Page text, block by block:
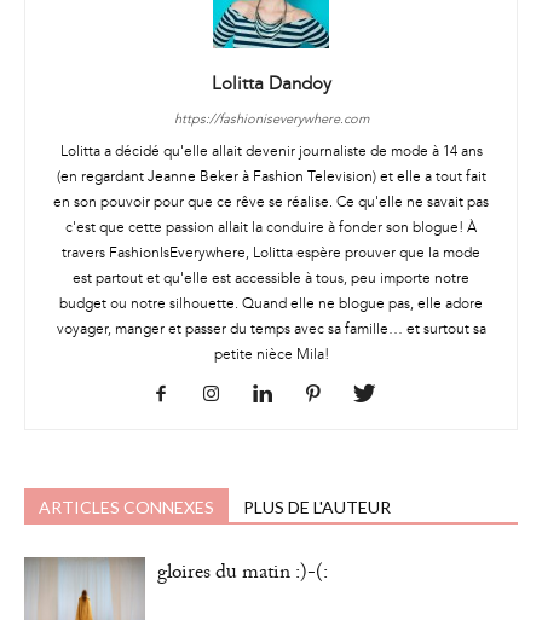
Lolitta Dandoy
https://fashioniseverywhere.com
Lolitta a décidé qu'elle allait devenir journaliste de mode à 14 ans
(en regardant Jeanne Beker à Fashion Television) et elle a tout fait
en son pouvoir pour que ce rêve se réalise. Ce qu'elle ne savait pas
c'est que cette passion allait la conduire à fonder son blogue! À
travers FashionIsEverywhere, Lolitta espère prouver que la mode
est partout et qu'elle est accessible à tous, peu importe notre
budget ou notre silhouette. Quand elle ne blogue pas, elle adore
voyager, manger et passer du temps avec sa famille… et surtout sa
petite nièce Mila!
ARTICLES CONNEXES PLUS DE L'AUTEUR
gloires du matin :)-(: